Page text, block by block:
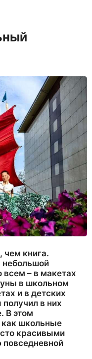
чем книга.
небольшой
всем – в макетах
в школьном
и в детских
в них
В этом
школьные
красивыми
повседневной